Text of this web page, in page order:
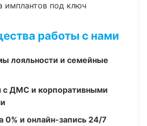
имплантов под ключ
работы с нами
лояльности и семейные
с ДМС и корпоративными
0% и онлайн-запись 24/7